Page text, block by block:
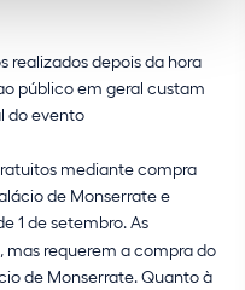
realizados depois da hora
público em geral custam
do evento
mediante compra
de Monserrate e
1 de setembro. As
requerem a compra do
de Monserrate. Quanto à